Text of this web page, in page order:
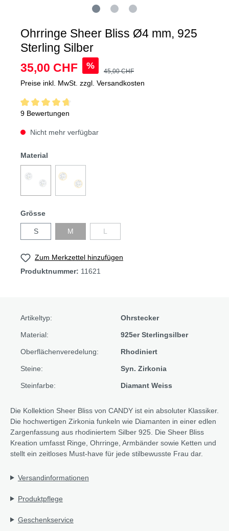
Ohrringe Sheer Bliss Ø4 mm, 925
Sterling Silber
35,00 CHF
%
45,00 CHF
Preise inkl. MwSt. zzgl. Versandkosten
9 Bewertungen
Nicht mehr verfügbar
Material
Grösse
S M L
Zum Merkzettel hinzufügen
Produktnummer: 11621
Artikeltyp: Ohrstecker
Material: 925er Sterlingsilber
Oberflächenveredelung: Rhodiniert
Steine: Syn. Zirkonia
Steinfarbe: Diamant Weiss
Die Kollektion Sheer Bliss von CANDY ist ein absoluter Klassiker.
Die hochwertigen Zirkonia funkeln wie Diamanten in einer edlen
Zargenfassung aus rhodiniertem Silber 925. Die Sheer Bliss
Kreation umfasst Ringe, Ohrringe, Armbänder sowie Ketten und
stellt ein zeitloses Must-have für jede stilbewusste Frau dar.
Versandinformationen
Produktpflege
Geschenkservice